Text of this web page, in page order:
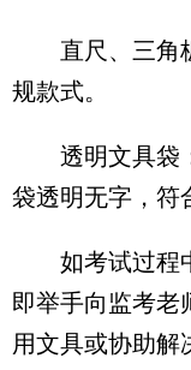
直尺、三角板
规款式。
透明文具袋：
袋透明无字，符
如考试过程中
即举手向监考老
用文具或协助解